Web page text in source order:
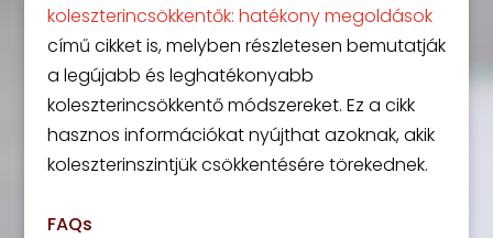
koleszterincsökkentők: hatékony megoldások
című cikket is, melyben részletesen bemutatják
a legújabb és leghatékonyabb
koleszterincsökkentő módszereket. Ez a cikk
hasznos információkat nyújthat azoknak, akik
koleszterinszintjük csökkentésére törekednek.
FAQs